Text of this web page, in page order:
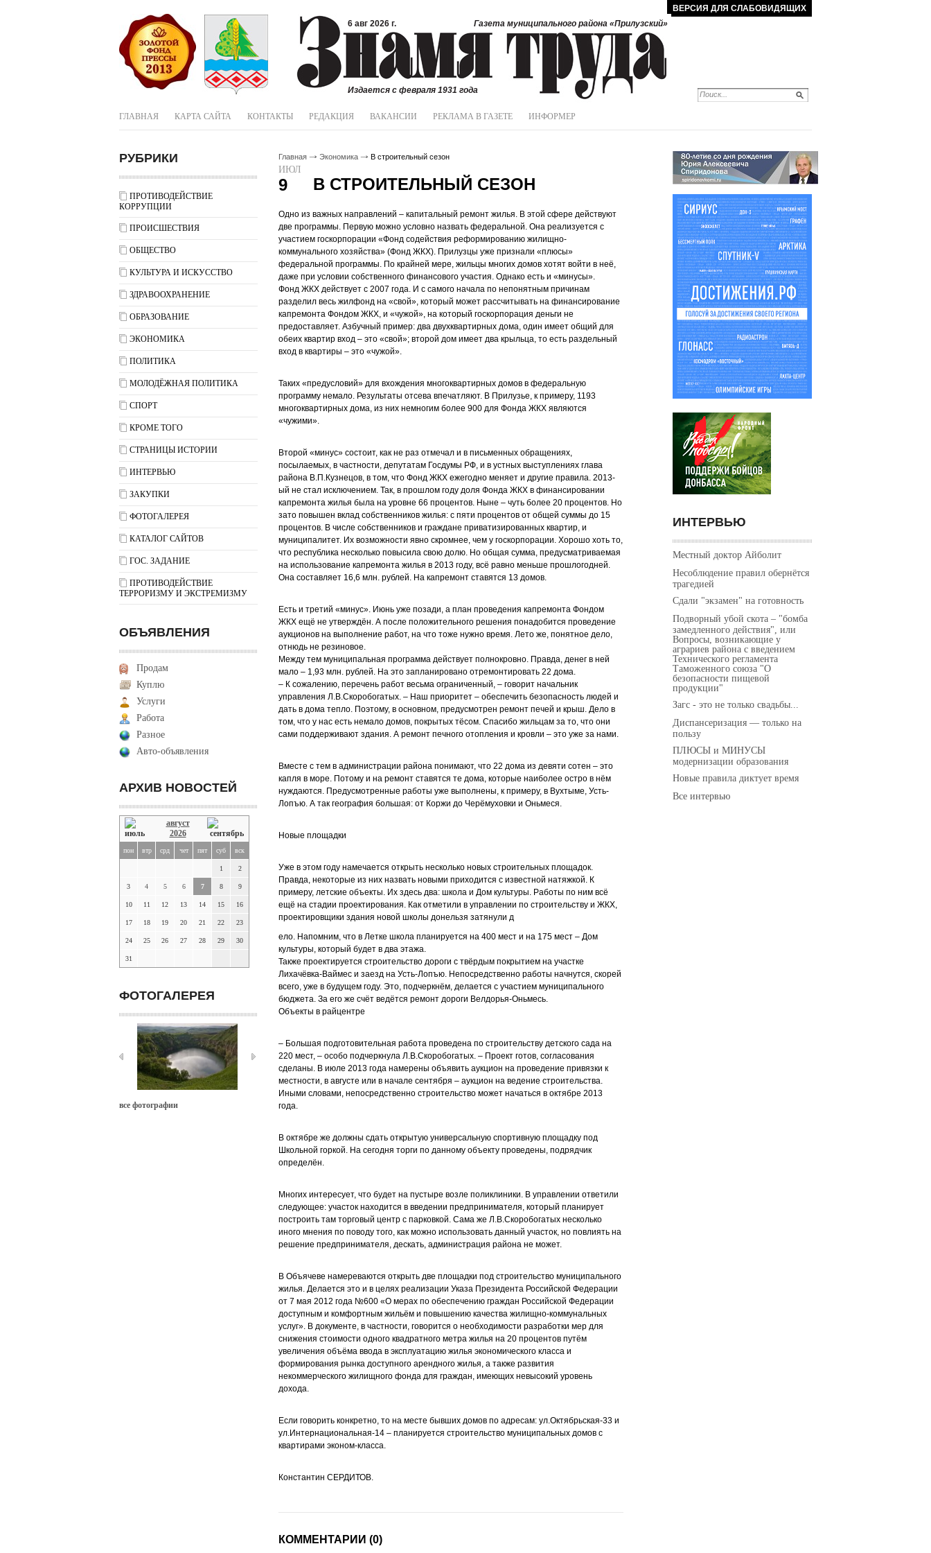
ВЕРСИЯ ДЛЯ СЛАБОВИДЯЩИХ
6 авг 2026 г.
Газета муниципального района «Прилузский»
Издается с февраля 1931 года
ГЛАВНАЯ КАРТА САЙТА КОНТАКТЫ РЕДАКЦИЯ ВАКАНСИИ РЕКЛАМА В ГАЗЕТЕ ИНФОРМЕР
РУБРИКИ
ПРОТИВОДЕЙСТВИЕ
КОРРУПЦИИ
ПРОИСШЕСТВИЯ
ОБЩЕСТВО
КУЛЬТУРА И ИСКУССТВО
ЗДРАВООХРАНЕНИЕ
ОБРАЗОВАНИЕ
ЭКОНОМИКА
ПОЛИТИКА
МОЛОДЁЖНАЯ ПОЛИТИКА
СПОРТ
КРОМЕ ТОГО
СТРАНИЦЫ ИСТОРИИ
ИНТЕРВЬЮ
ЗАКУПКИ
ФОТОГАЛЕРЕЯ
КАТАЛОГ САЙТОВ
ГОС. ЗАДАНИЕ
ПРОТИВОДЕЙСТВИЕ
ТЕРРОРИЗМУ И ЭКСТРЕМИЗМУ
ОБЪЯВЛЕНИЯ
Продам
Куплю
Услуги
Работа
Разное
Авто-объявления
АРХИВ НОВОСТЕЙ
август
2026
пон втр срд чет пят суб вск
1 2
3 4 5 6 7 8 9
10 11 12 13 14 15 16
17 18 19 20 21 22 23
24 25 26 27 28 29 30
31
ФОТОГАЛЕРЕЯ
все фотографии
Главная Экономика В строительный сезон
ИЮЛ
9 В СТРОИТЕЛЬНЫЙ СЕЗОН
Одно из важных направлений – капитальный ремонт жилья. В этой сфере действуют
две программы. Первую можно условно назвать федеральной. Она реализуется с
участием госкорпорации «Фонд содействия реформированию жилищно-
коммунального хозяйства» (Фонд ЖКХ). Прилузцы уже признали «плюсы»
федеральной программы. По крайней мере, жильцы многих домов хотят войти в неё,
даже при условии собственного финансового участия. Однако есть и «минусы».
Фонд ЖКХ действует с 2007 года. И с самого начала по непонятным причинам
разделил весь жилфонд на «свой», который может рассчитывать на финансирование
капремонта Фондом ЖКХ, и «чужой», на который госкорпорация деньги не
предоставляет. Азбучный пример: два двухквартирных дома, один имеет общий для
обеих квартир вход – это «свой»; второй дом имеет два крыльца, то есть раздельный
вход в квартиры – это «чужой».
Таких «предусловий» для вхождения многоквартирных домов в федеральную
программу немало. Результаты отсева впечатляют. В Прилузье, к примеру, 1193
многоквартирных дома, из них немногим более 900 для Фонда ЖКХ являются
«чужими».
Второй «минус» состоит, как не раз отмечал и в письменных обращениях,
посылаемых, в частности, депутатам Госдумы РФ, и в устных выступлениях глава
района В.П.Кузнецов, в том, что Фонд ЖКХ ежегодно меняет и другие правила. 2013-
ый не стал исключением. Так, в прошлом году доля Фонда ЖКХ в финансировании
капремонта жилья была на уровне 66 процентов. Ныне – чуть более 20 процентов. Но
зато повышен вклад собственников жилья: с пяти процентов от общей суммы до 15
процентов. В числе собственников и граждане приватизированных квартир, и
муниципалитет. Их возможности явно скромнее, чем у госкорпорации. Хорошо хоть то,
что республика несколько повысила свою долю. Но общая сумма, предусматриваемая
на использование капремонта жилья в 2013 году, всё равно меньше прошлогодней.
Она составляет 16,6 млн. рублей. На капремонт ставятся 13 домов.
Есть и третий «минус». Июнь уже позади, а план проведения капремонта Фондом
ЖКХ ещё не утверждён. А после положительного решения понадобится проведение
аукционов на выполнение работ, на что тоже нужно время. Лето же, понятное дело,
отнюдь не резиновое.
Между тем муниципальная программа действует полнокровно. Правда, денег в ней
мало – 1,93 млн. рублей. На это запланировано отремонтировать 22 дома.
– К сожалению, перечень работ весьма ограниченный, – говорит начальник
управления Л.В.Скоробогатых. – Наш приоритет – обеспечить безопасность людей и
дать в дома тепло. Поэтому, в основном, предусмотрен ремонт печей и крыш. Дело в
том, что у нас есть немало домов, покрытых тёсом. Спасибо жильцам за то, что они
сами поддерживают здания. А ремонт печного отопления и кровли – это уже за нами.
Вместе с тем в администрации района понимают, что 22 дома из девяти сотен – это
капля в море. Потому и на ремонт ставятся те дома, которые наиболее остро в нём
нуждаются. Предусмотренные работы уже выполнены, к примеру, в Вухтыме, Усть-
Лопъю. А так география большая: от Коржи до Черёмуховки и Оньмеся.
Новые площадки
Уже в этом году намечается открыть несколько новых строительных площадок.
Правда, некоторые из них назвать новыми приходится с известной натяжкой. К
примеру, летские объекты. Их здесь два: школа и Дом культуры. Работы по ним всё
ещё на стадии проектирования. Как отметили в управлении по строительству и ЖКХ,
проектировщики здания новой школы донельзя затянули д
ело. Напомним, что в Летке школа планируется на 400 мест и на 175 мест – Дом
культуры, который будет в два этажа.
Также проектируется строительство дороги с твёрдым покрытием на участке
Лихачёвка-Ваймес и заезд на Усть-Лопъю. Непосредственно работы начнутся, скорей
всего, уже в будущем году. Это, подчеркнём, делается с участием муниципального
бюджета. За его же счёт ведётся ремонт дороги Велдорья-Оньмесь.
Объекты в райцентре
– Большая подготовительная работа проведена по строительству детского сада на
220 мест, – особо подчеркнула Л.В.Скоробогатых. – Проект готов, согласования
сделаны. В июле 2013 года намерены объявить аукцион на проведение привязки к
местности, в августе или в начале сентября – аукцион на ведение строительства.
Иными словами, непосредственно строительство может начаться в октябре 2013
года.
В октябре же должны сдать открытую универсальную спортивную площадку под
Школьной горкой. На сегодня торги по данному объекту проведены, подрядчик
определён.
Многих интересует, что будет на пустыре возле поликлиники. В управлении ответили
следующее: участок находится в введении предпринимателя, который планирует
построить там торговый центр с парковкой. Сама же Л.В.Скоробогатых несколько
иного мнения по поводу того, как можно использовать данный участок, но повлиять на
решение предпринимателя, дескать, администрация района не может.
В Объячеве намереваются открыть две площадки под строительство муниципального
жилья. Делается это и в целях реализации Указа Президента Российской Федерации
от 7 мая 2012 года №600 «О мерах по обеспечению граждан Российской Федерации
доступным и комфортным жильём и повышению качества жилищно-коммунальных
услуг». В документе, в частности, говорится о необходимости разработки мер для
снижения стоимости одного квадратного метра жилья на 20 процентов путём
увеличения объёма ввода в эксплуатацию жилья экономического класса и
формирования рынка доступного арендного жилья, а также развития
некоммерческого жилищного фонда для граждан, имеющих невысокий уровень
дохода.
Если говорить конкретно, то на месте бывших домов по адресам: ул.Октябрьская-33 и
ул.Интернациональная-14 – планируется строительство муниципальных домов с
квартирами эконом-класса.
Константин СЕРДИТОВ.
КОММЕНТАРИИ (0)
ИНТЕРВЬЮ
Местный доктор Айболит
Несоблюдение правил обернётся
трагедией
Сдали "экзамен" на готовность
Подворный убой скота – "бомба
замедленного действия", или
Вопросы, возникающие у
аграриев района с введением
Технического регламента
Таможенного союза "О
безопасности пищевой
продукции"
Загс - это не только свадьбы...
Диспансеризация — только на
пользу
ПЛЮСЫ и МИНУСЫ
модернизации образования
Новые правила диктует время
Все интервью